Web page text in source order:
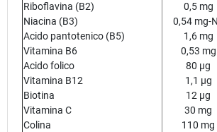
Riboflavina (B2)
Niacina (B3)
Acido pantotenico (B5)
Vitamina B6
Acido folico
Vitamina B12
Biotina
Vitamina C
Colina
0,5 mg
0,54 mg-
1,6 mg
0,53 mg
80 µg
1,1 µg
12 µg
30 mg
110 mg